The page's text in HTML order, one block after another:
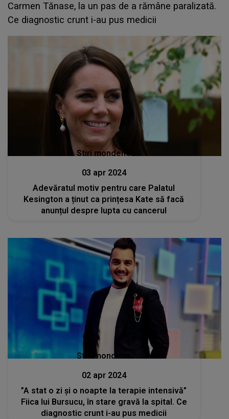
Carmen Tănase, la un pas de a rămâne paralizată.
Ce diagnostic crunt i-au pus medicii
Stiri mondene
03 apr 2024
Adevăratul motiv pentru care Palatul
Kesington a ținut ca prințesa Kate să facă
anunțul despre lupta cu cancerul
Stiri mondene
02 apr 2024
”A stat o zi și o noapte la terapie intensivă”
Fiica lui Bursucu, în stare gravă la spital. Ce
diagnostic crunt i-au pus medicii